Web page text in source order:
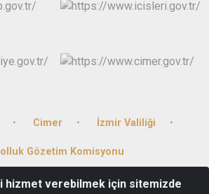
Cimer İzmir Valiliği
Gözetim Komisyonu
Atatürk Bulvarı Kemalpaşa/İzmir
hizmet verebilmek için sitemizde